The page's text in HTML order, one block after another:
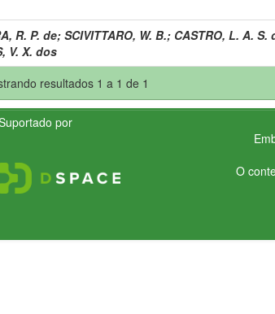
R. P. de; SCIVITTARO, W. B.; CASTRO, L. A. S.
V. X. dos
resultados 1 a 1 de 1
por
O